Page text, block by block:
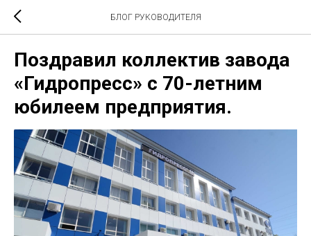
БЛОГ РУКОВОДИТЕЛЯ
Поздравил коллектив завода
«Гидропресс» с 70-летним
юбилеем предприятия.